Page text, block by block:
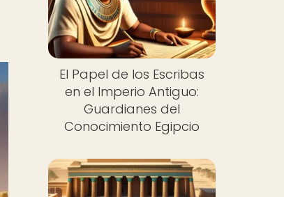
El Papel de los Escribas
en el Imperio Antiguo:
Guardianes del
Conocimiento Egipcio